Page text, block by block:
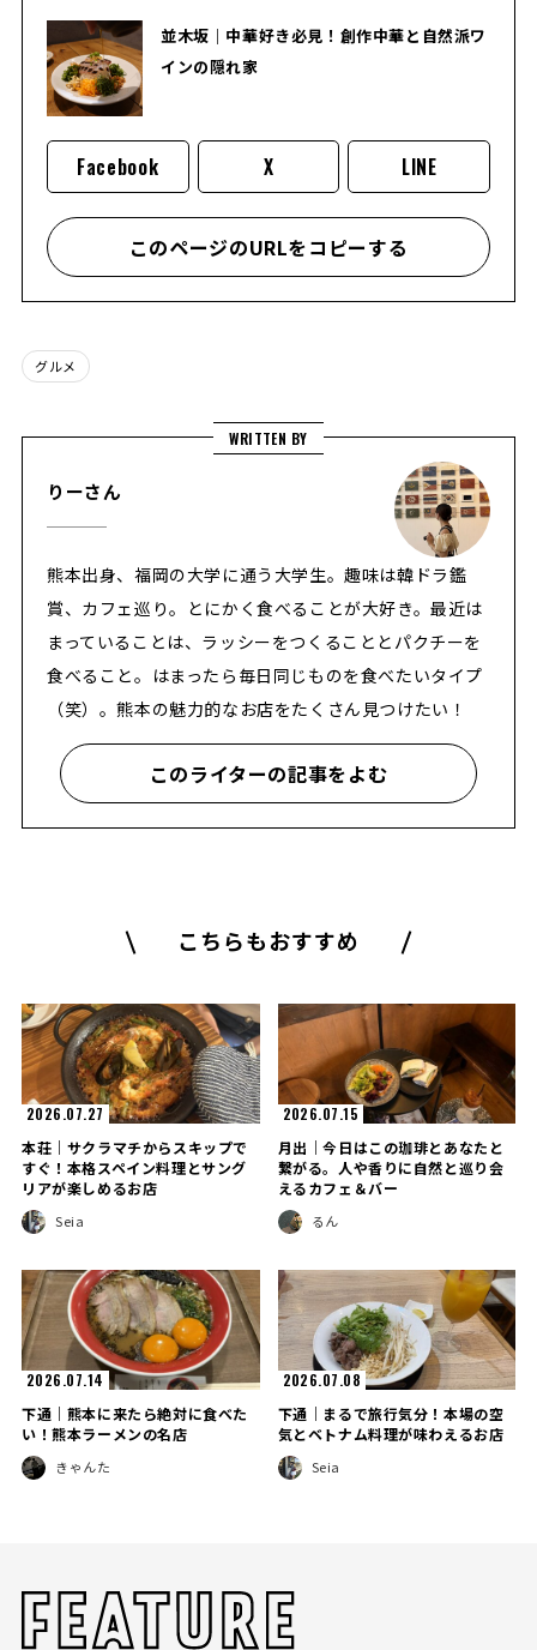
並木坂｜中華好き必見！創作中華と自然派ワ
インの隠れ家
Facebook X LINE
このページのURLをコピーする
グルメ
WRITTEN BY
りーさん
熊本出身、福岡の大学に通う大学生。趣味は韓ドラ鑑
賞、カフェ巡り。とにかく食べることが大好き。最近は
まっていることは、ラッシーをつくることとパクチーを
食べること。はまったら毎日同じものを食べたいタイプ
（笑）。熊本の魅力的なお店をたくさん見つけたい！
このライターの記事をよむ
こちらもおすすめ
2026.07.27
本荘｜サクラマチからスキップで
すぐ！本格スペイン料理とサング
リアが楽しめるお店
Seia
2026.07.15
月出｜今日はこの珈琲とあなたと
繋がる。人や香りに自然と巡り会
えるカフェ＆バー
るん
2026.07.14
下通｜熊本に来たら絶対に食べた
い！熊本ラーメンの名店
きゃんた
2026.07.08
下通｜まるで旅行気分！本場の空
気とベトナム料理が味わえるお店
Seia